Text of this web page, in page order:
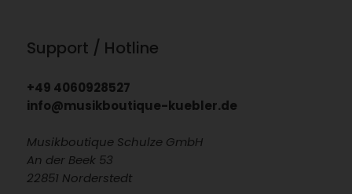
Support / Hotline
+49 4060928527
info@musikboutique-kuebler.de
Musikboutique Schulze GmbH
An der Beek 53
22851 Norderstedt